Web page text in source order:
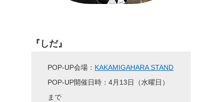
『しだ』
POP-UP会場： KAKAMIGAHARA STAND
POP-UP開催日時：4月13日（水曜日）
まで